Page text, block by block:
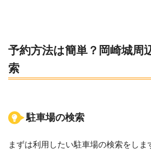
予約方法は簡単？岡崎城周
索
駐車場の検索
まずは利用したい駐車場の検索をしま